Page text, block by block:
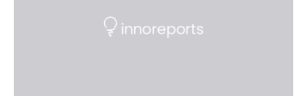
Datenbank erfasst sind, neue Baustoffe kreiert werden.